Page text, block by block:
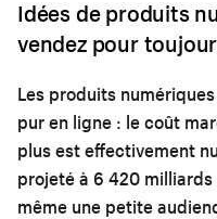
Idées de produits
vendez pour
Les produits
pur en ligne : le coût
plus est effectivement
projeté à 6 420
même une petite